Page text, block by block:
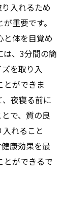
入れるため
重要です。
と体を目覚め
は、3分間の簡
を取り入
とができま
夜寝る前に
で、質の良
れること
康効果を最
とができるで